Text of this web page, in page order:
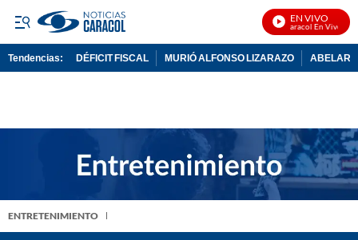
EN VIVO
Noticias Caracol En Vivo
Tendencias: DÉFICIT FISCAL MURIÓ ALFONSO LIZARAZO
ENTRETENIMIENTO